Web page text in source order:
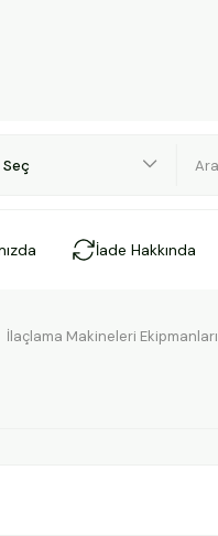
İade Hakkında
İlaçlama Makineleri Ekipmanları